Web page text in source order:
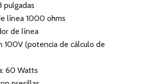
pulgadas
línea 1000 ohms
de línea
100V (potencia de cálculo de
60 Watts